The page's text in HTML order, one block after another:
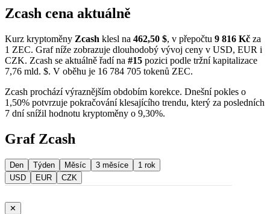
Zcash cena aktuálně
Kurz kryptoměny Zcash klesl na 462,50 $, v přepočtu 9 816 Kč za
1 ZEC. Graf níže zobrazuje dlouhodobý vývoj ceny v USD, EUR i
CZK. Zcash se aktuálně řadí na #15 pozici podle tržní kapitalizace
7,76 mld. $. V oběhu je 16 784 705 tokenů ZEC.
Zcash prochází výraznějším obdobím korekce. Dnešní pokles o
1,50% potvrzuje pokračování klesajícího trendu, který za posledních
7 dní snížil hodnotu kryptoměny o 9,30%.
Graf Zcash
Den Týden Měsíc 3 měsíce
1 rok
USD
EUR CZK
✕